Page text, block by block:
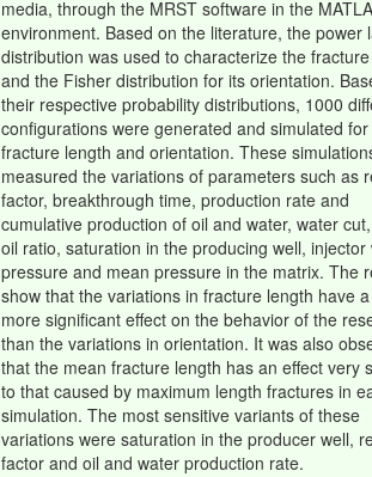
media, through the MRST software in the
environment. Based on the literature, the power
distribution was used to characterize the
and the Fisher distribution for its orientation.
their respective probability distributions, 1000
configurations were generated and simulated for
fracture length and orientation. These
measured the variations of parameters such as
factor, breakthrough time, production rate and
cumulative production of oil and water, water
oil ratio, saturation in the producing well, injector
pressure and mean pressure in the matrix. The
show that the variations in fracture length have
more significant effect on the behavior of the
than the variations in orientation. It was also
that the mean fracture length has an effect very
to that caused by maximum length fractures in
simulation. The most sensitive variants of these
variations were saturation in the producer well,
factor and oil and water production rate.